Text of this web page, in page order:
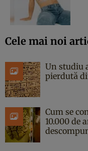
Cele mai noi
Un studiu
pierdută
Cum se
10.000 de